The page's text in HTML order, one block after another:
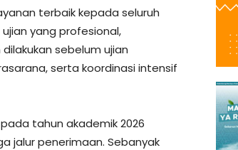
terbaik kepada seluruh
yang profesional,
sebelum ujian
serta koordinasi intensif
tahun akademik 2026
jalur penerimaan. Sebanyak